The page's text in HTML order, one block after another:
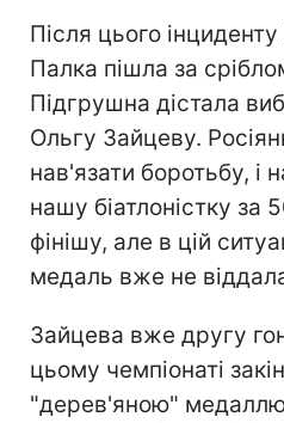
Після цього
Палка пішла за
Підгрушна дістала
Ольгу Зайцеву.
нав'язати боротьбу, і
нашу біатлоністку за
фінішу, але в цій
медаль вже не
Зайцева вже другу
цьому чемпіонаті
"дерев'яною"